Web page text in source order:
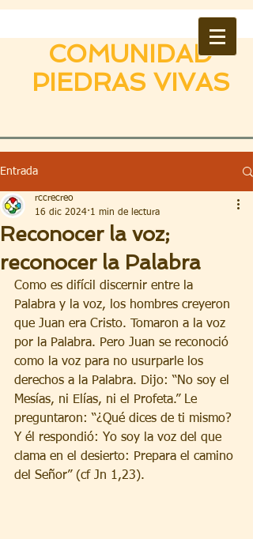
COMUNIDAD
PIEDRAS VIVAS
Entrada
Reconocer la voz;
reconocer la Palabra
rccrecreo
16 dic 2024 1 min de lectura
Como es difícil discernir entre la
Palabra y la voz, los hombres creyeron
que Juan era Cristo. Tomaron a la voz
por la Palabra. Pero Juan se reconoció
como la voz para no usurparle los
derechos a la Palabra. Dijo: “No soy el
Mesías, ni Elías, ni el Profeta.” Le
preguntaron: “¿Qué dices de ti mismo?
Y él respondió: Yo soy la voz del que
clama en el desierto: Prepara el camino
del Señor” (cf Jn 1,23).